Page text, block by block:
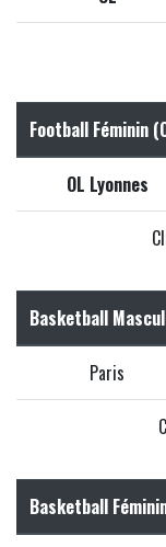
Football Féminin
OL Lyonnes
Basketball
Paris
Basketball